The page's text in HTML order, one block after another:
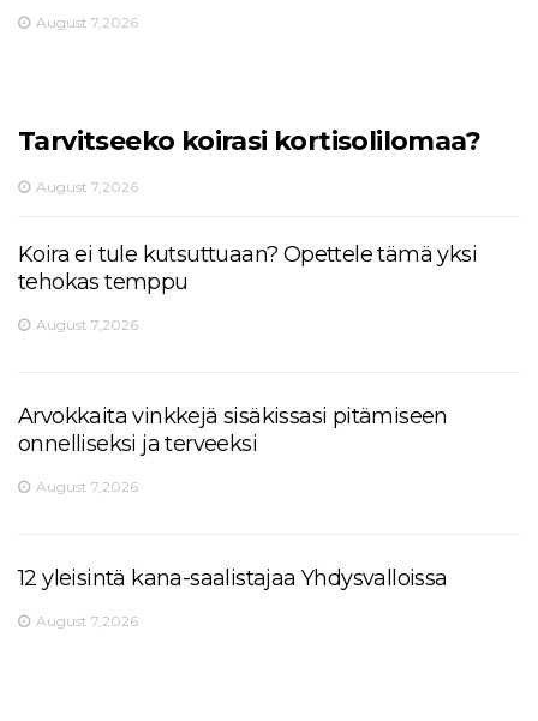
August 7,2026
Tarvitseeko koirasi kortisolilomaa?
August 7,2026
Koira ei tule kutsuttuaan? Opettele tämä yksi
tehokas temppu
August 7,2026
Arvokkaita vinkkejä sisäkissasi pitämiseen
onnelliseksi ja terveeksi
August 7,2026
12 yleisintä kana-saalistajaa Yhdysvalloissa
August 7,2026